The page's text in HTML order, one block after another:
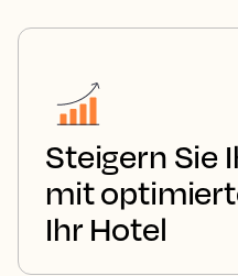
Steigern Sie
mit
Ihr Hotel